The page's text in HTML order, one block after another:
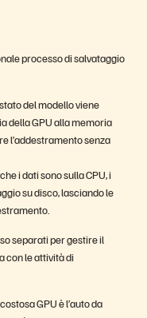
processo di salvataggio
del modello viene
della GPU alla memoria
l’addestramento senza
i dati sono sulla CPU, i
su disco, lasciando le
separati per gestire il
con le attività di
GPU è l’auto da